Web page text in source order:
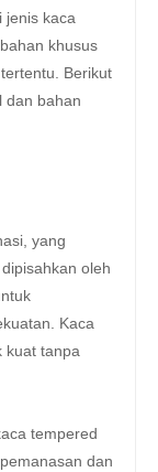
jenis kaca
khusus
Berikut
dan bahan
yang
oleh
Kaca
kuat tanpa
tempered
dan